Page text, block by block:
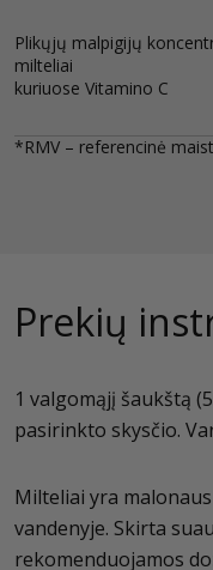
Plikųjų malpigijų
milteliai
kuriuose Vitamino C
*RMV – referencinė
Prekių
1 valgomąjį šaukštą
pasirinkto skysčio.
Milteliai yra
vandenyje. Skirta
rekomenduojamos